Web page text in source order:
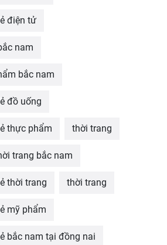
điện tử
nam
bắc nam
đồ uống
thực phẩm thời trang
trang bắc nam
thời trang thời trang
mỹ phẩm
bắc nam tại đồng nai